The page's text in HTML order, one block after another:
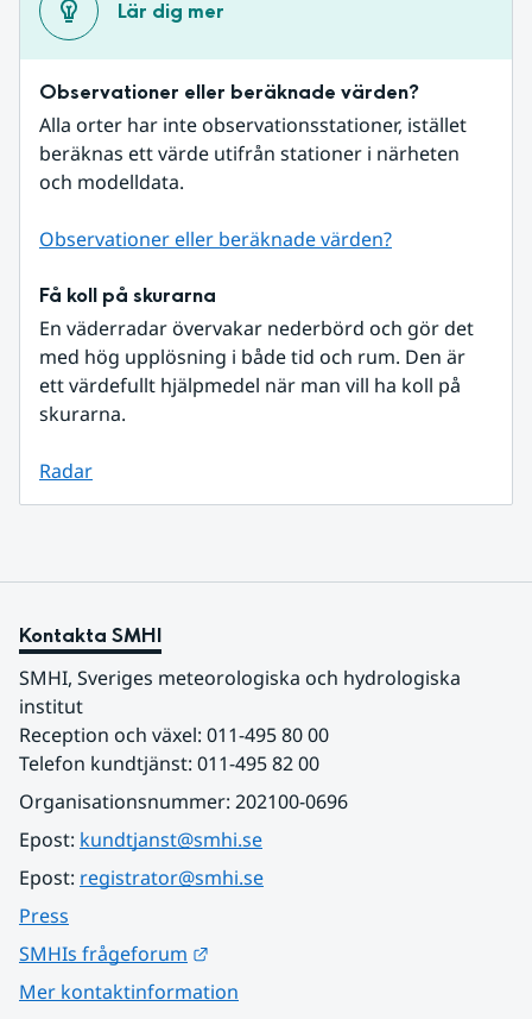
Lär dig mer
Observationer eller beräknade värden?
Alla orter har inte observationsstationer, istället
beräknas ett värde utifrån stationer i närheten
och modelldata.
Observationer eller beräknade värden?
Få koll på skurarna
En väderradar övervakar nederbörd och gör det
med hög upplösning i både tid och rum. Den är
ett värdefullt hjälpmedel när man vill ha koll på
skurarna.
Radar
Kontakta SMHI
SMHI, Sveriges meteorologiska och hydrologiska
institut
Reception och växel: 011-495 80 00
Telefon kundtjänst: 011-495 82 00
Organisationsnummer: 202100-0696
Epost: kundtjanst@smhi.se
Epost: registrator@smhi.se
Press
SMHIs frågeforum
Mer kontaktinformation